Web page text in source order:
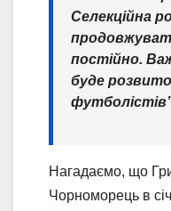
Селекційна
постійно.
буде
Нагадаємо, що
Чорноморець в